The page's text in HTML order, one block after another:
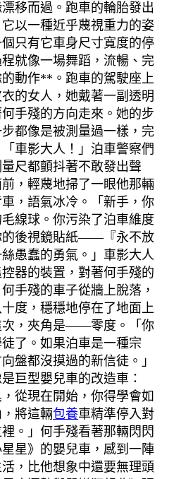
移而過。跑車的輪胎發出
以一種近乎蔑視重力的姿
只有它車身尺寸寬度的停
就像一場舞蹈，流暢、完
動作**。跑車的駕駛座上
的女人，她戴著一副透明
手殘的方向走來。她的步
都像是被測量過一樣，完
車影大人！」泊車警察們
尺都顫抖著不敢發出聲
，輕蔑地掃了一眼他那輛
，語氣冰冷。「新手，你
線球。你污染了泊車維度
的後視鏡貼紙——『永不放
愚蠢的勇氣。」車影大人
器的裝置，對著何手殘的
手殘的車子從牆上脫落，
度，穩穩地停在了地面上
次，夾角是——零度。「你
了。如果泊車是一種宗
盤都沒摸過的新信徒。」
巨型嬰兒車的改造車：
，從現在開始，你得學會如
將這輛包養車精準停入對
。」何手殘看著那輛閃閃
星》的嬰兒車，感到一陣
，比他想象中還要無理頭